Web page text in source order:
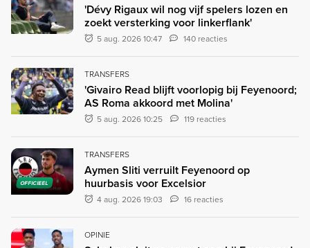
'Dévy Rigaux wil nog vijf spelers lozen en
zoekt versterking voor linkerflank'
5 aug. 2026 10:47 140 reacties
TRANSFERS
'Givairo Read blijft voorlopig bij Feyenoord;
AS Roma akkoord met Molina'
5 aug. 2026 10:25 119 reacties
OFFICIEEL
TRANSFERS
Aymen Sliti verruilt Feyenoord op
huurbasis voor Excelsior
4 aug. 2026 19:03 16 reacties
OPINIE